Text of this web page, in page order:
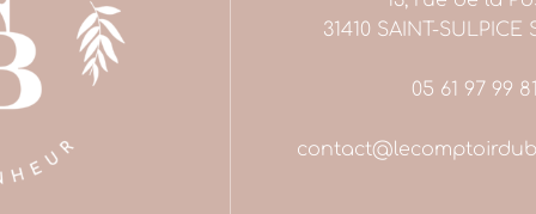
31410 SAINT-SULPICE
05 61 97 99 81